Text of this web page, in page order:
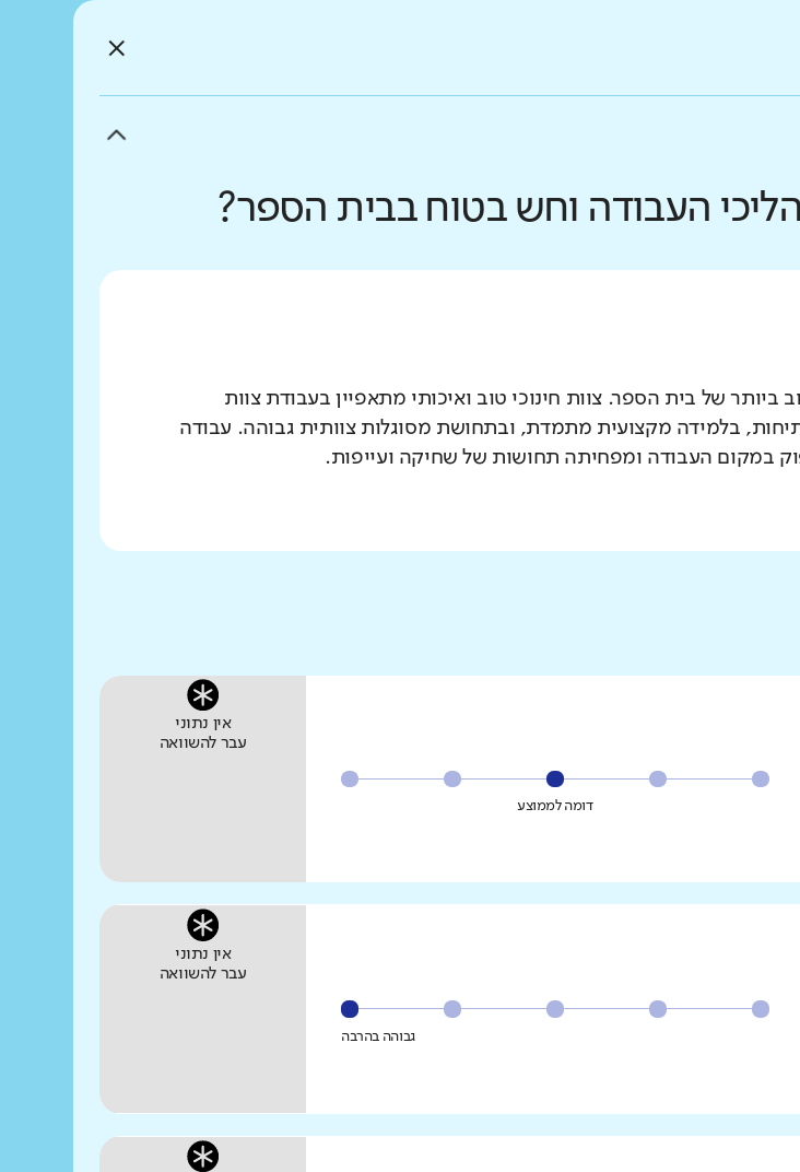
העבודה וחש בטוח בבית הספר?
של בית הספר. צוות חינוכי טוב ואיכותי מתאפיין בעבודת צוות
בלמידה מקצועית מתמדת, ובתחושת מסוגלות צוותית גבוהה. עבודה
במקום העבודה ומפחיתה תחושות של שחיקה ועייפות.
דומה לממוצע
אין נתוני
עבר להשוואה
גבוהה בהרבה
אין נתוני
עבר להשוואה